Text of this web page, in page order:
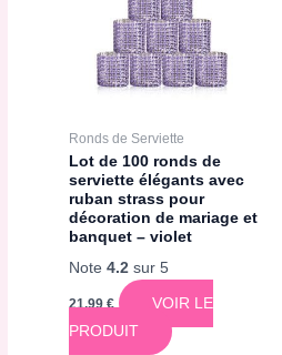
Ronds de Serviette
Lot de 100 ronds de
serviette élégants avec
ruban strass pour
décoration de mariage et
banquet – violet
Note4.2 sur 5
21,99€
VOIR LE
PRODUIT